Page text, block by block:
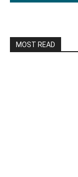
MOST READ